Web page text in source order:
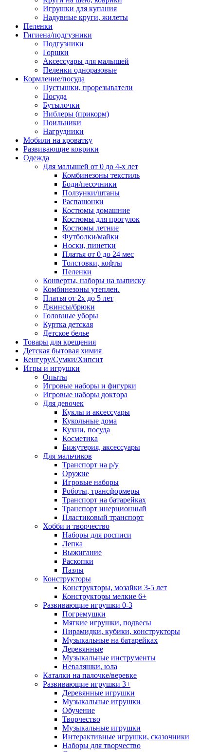
Игрушки для купания
Надувные круги, жилеты
Пеленки
Гигиена/подгузники
Подгузники
Горшки
Аксессуары для малышей
Пеленки одноразовые
Кормление/посуда
Пустышки, прорезыватели
Посуда
Бутылочки
Ниблеры (прикорм)
Поильники
Нагрудники
Мобили на кроватку
Развивающие коврики
Одежда
Для малышей от 0 до 4-х лет
Комбинезоны текстиль
Боди/песочники
Ползунки/штаны
Распашонки
Костюмы домашние
Костюмы для прогулок
Костюмы летние
Футболки/майки
Носки, пинетки
Платья от 0 до 24 мес
Толстовки, кофты
Пеленки
Конверты, наборы на выписку
Комбинезоны утеплен.
Платья от 2х до 5 лет
Джинсы/брюки
Головные уборы
Куртка детская
Детское белье
Товары для крещения
Детская бытовая химия
Кенгуру/Сумки/Хипсит
Игры и игрушки
Опыты
Игровые наборы и фигурки
Игровые наборы доктора
Для девочек
Куклы и аксессуары
Кукольные дома
Кухни, посуда
Косметика
Бижутерия, аксессуары
Для мальчиков
Транспорт на р/у
Оружие
Игровые наборы
Роботы, трансформеры
Транспорт на батарейках
Транспорт инерционный
Пластиковый транспорт
Хобби и творчество
Наборы для росписи
Лепка
Выжигание
Раскопки
Пазлы
Конструкторы
Конструкторы, мозайки 3-5 лет
Конструкторы мелкие 6+
Развивающие игрушки 0-3
Погремушки
Мягкие игрушки, подвесы
Пирамидки, кубики, конструкторы
Музыкальные на батарейках
Деревянные
Музыкальные инструменты
Неваляшки, юла
Каталки на палочке/веревке
Развивающие игрушки 3+
Деревянные игрушки
Музыкальные игрушки
Обучение
Творчество
Музыкальные игрушки
Интерактивные игрушки, сказочники
Наборы для творчество